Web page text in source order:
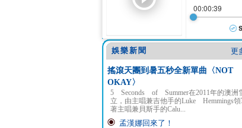
更
娛樂新聞
搖滾天團到暑五秒全新單曲〈NOT
OKAY〉
5 Seconds of Summer在2011年的澳洲
立，由主唱兼吉他手的Luke Hemmings
著主唱兼貝斯手的Calu...
孟漢娜回來了！